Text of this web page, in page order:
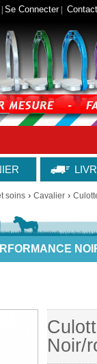
Se Connecter| Contact
soins › Cavalier ›
Noir/